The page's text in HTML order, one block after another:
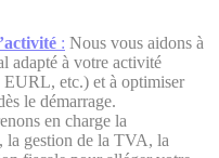
: Nous vous aidons à
adapté à votre activité
etc.) et à optimiser
le démarrage.
en charge la
la gestion de la TVA, la